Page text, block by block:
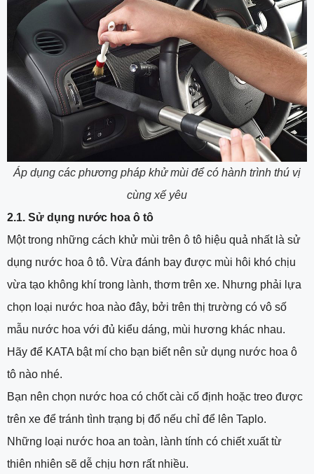
Áp dụng các phương pháp khử mùi để có hành trình thú vị
cùng xế yêu
2.1. Sử dụng nước hoa ô tô
Một trong những cách khử mùi trên ô tô hiệu quả nhất là sử
dụng nước hoa ô tô. Vừa đánh bay được mùi hôi khó chịu
vừa tạo không khí trong lành, thơm trên xe. Nhưng phải lựa
chọn loại nước hoa nào đây, bởi trên thị trường có vô số
mẫu nước hoa với đủ kiểu dáng, mùi hương khác nhau.
Hãy để KATA bật mí cho bạn biết nên sử dụng nước hoa ô
tô nào nhé.
Bạn nên chọn nước hoa có chốt cài cố định hoặc treo được
trên xe để tránh tình trạng bị đổ nếu chỉ để lên Taplo.
Những loại nước hoa an toàn, lành tính có chiết xuất từ
thiên nhiên sẽ dễ chịu hơn rất nhiều.